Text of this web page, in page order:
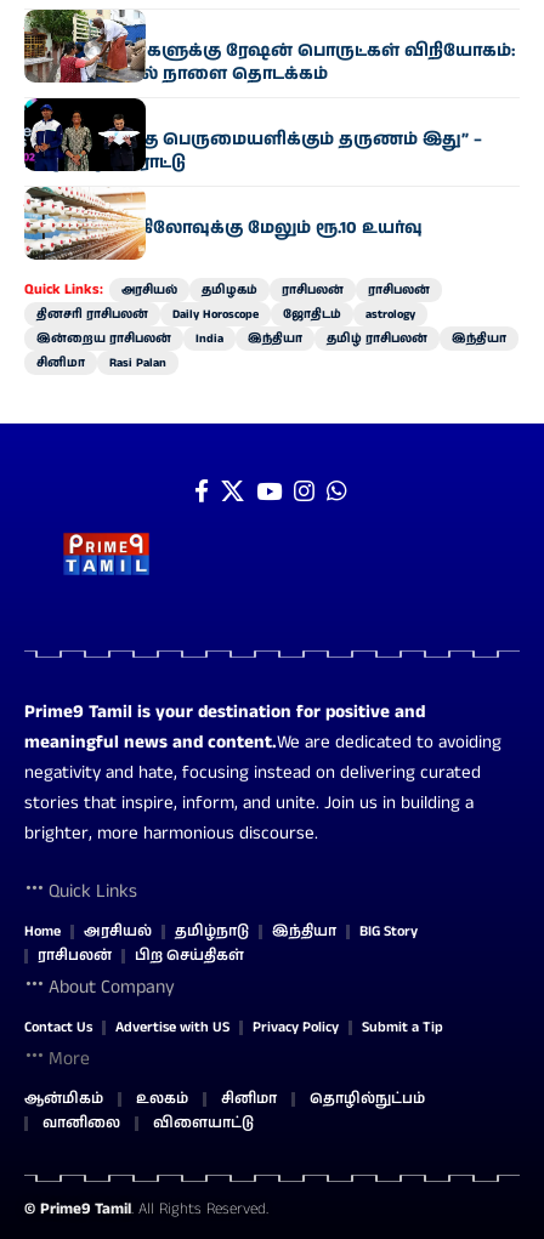
தமிழகம்
முதியோர் வீடுகளுக்கு ரேஷன் பொருட்கள் விநியோகம்:
சென்னையில் நாளை தொடக்கம்
விளையாட்டு
“இந்​தி​யா​வுக்கு பெருமையளிக்கும் தருணம் இது” –
பி.டி.உஷா பாராட்டு
தமிழகம்
நூல் விலை கிலோவுக்கு மேலும் ரூ.10 உயர்வு
Quick Links: அரசியல் தமிழகம் ராசிபலன்
ராசிபலன்
தினசரி ராசிபலன்
Daily Horoscope ஜோதிடம்
astrology
இன்றைய ராசிபலன்
India இந்தியா தமிழ் ராசிபலன்
இந்தியா
சினிமா
Rasi Palan
Prime9 Tamil is your destination for positive and
meaningful news and content.We are dedicated to avoiding
negativity and hate, focusing instead on delivering curated
stories that inspire, inform, and unite. Join us in building a
brighter, more harmonious discourse.
Quick Links
Home அரசியல் தமிழ்நாடு இந்தியா
BIG Story
ராசிபலன்
பிற செய்திகள்
About Company
Contact Us Advertise with US Privacy Policy Submit a Tip
More
ஆன்மிகம் உலகம் சினிமா
தொழில்நுட்பம்
வானிலை
விளையாட்டு
© Prime9 Tamil. All Rights Reserved.